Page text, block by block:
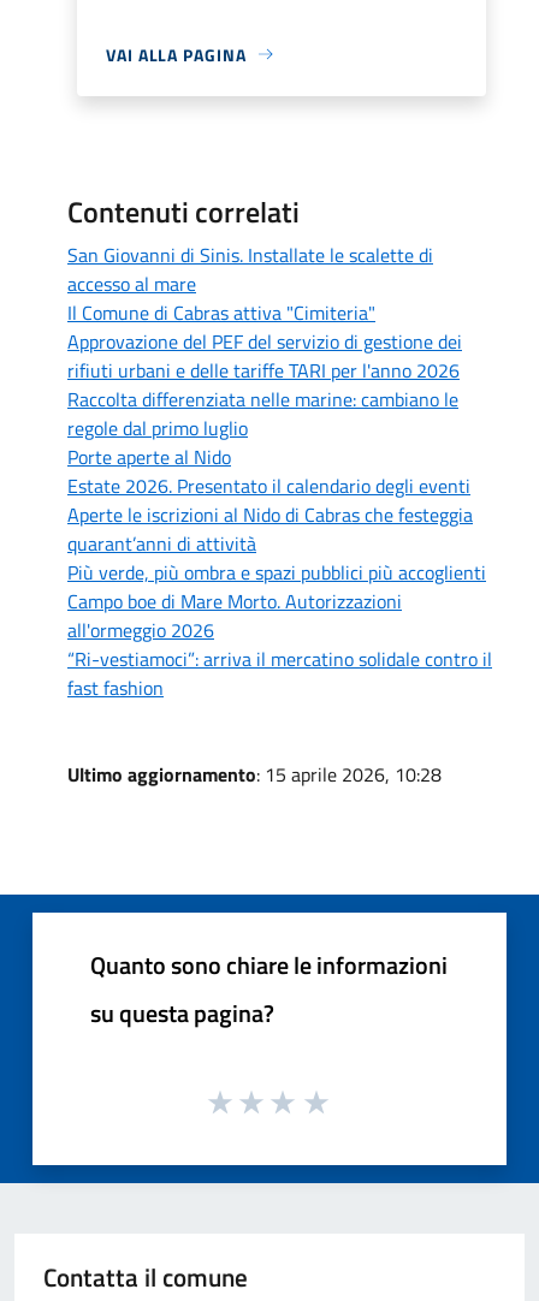
VAI ALLA PAGINA
Contenuti correlati
San Giovanni di Sinis. Installate le scalette di
accesso al mare
Il Comune di Cabras attiva "Cimiteria"
Approvazione del PEF del servizio di gestione dei
rifiuti urbani e delle tariffe TARI per l'anno 2026
Raccolta differenziata nelle marine: cambiano le
regole dal primo luglio
Porte aperte al Nido
Estate 2026. Presentato il calendario degli eventi
Aperte le iscrizioni al Nido di Cabras che festeggia
quarant’anni di attività
Più verde, più ombra e spazi pubblici più accoglienti
Campo boe di Mare Morto. Autorizzazioni
all'ormeggio 2026
“Ri-vestiamoci”: arriva il mercatino solidale contro il
fast fashion
Ultimo aggiornamento: 15 aprile 2026, 10:28
Quanto sono chiare le informazioni
su questa pagina?
Contatta il comune